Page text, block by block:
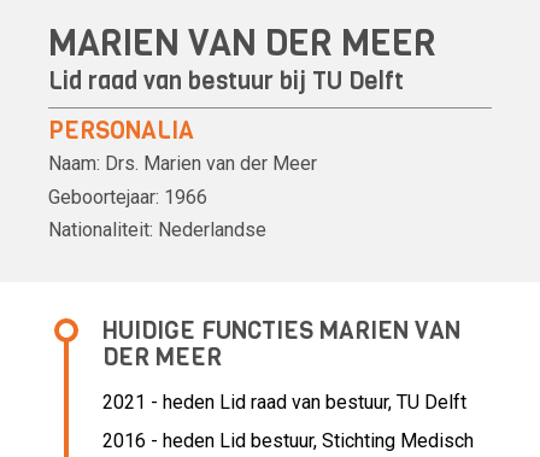
MARIEN VAN DER MEER
Lid raad van bestuur bij TU Delft
PERSONALIA
Naam: Drs. Marien van der Meer
Geboortejaar: 1966
Nationaliteit: Nederlandse
HUIDIGE FUNCTIES MARIEN VAN
DER MEER
2021 - heden Lid raad van bestuur, TU Delft
2016 - heden Lid bestuur, Stichting Medisch